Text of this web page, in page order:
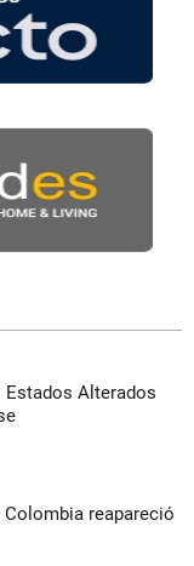
Estados Alterados
Colombia reapareció